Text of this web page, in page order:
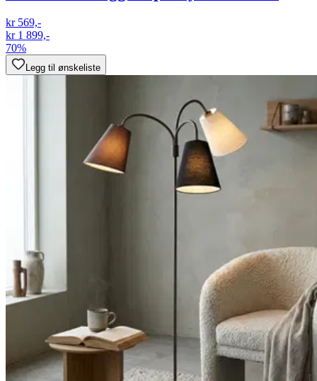
kr 569,-
kr 1 899,-
70%
Legg til ønskeliste